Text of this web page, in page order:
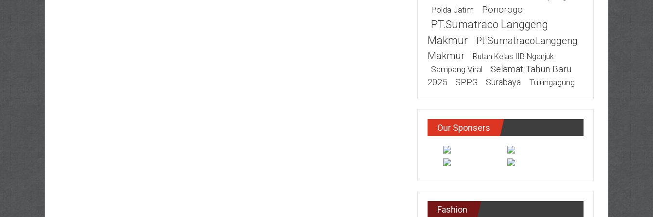
Polda Jatim Ponorogo
PT.Sumatraco Langgeng
Makmur
Pt.SumatracoLanggeng
Makmur
Rutan Kelas IIB Nganjuk
Sampang Viral
Selamat Tahun Baru
2025
SPPG Surabaya Tulungagung
Our Sponsers
Fashion